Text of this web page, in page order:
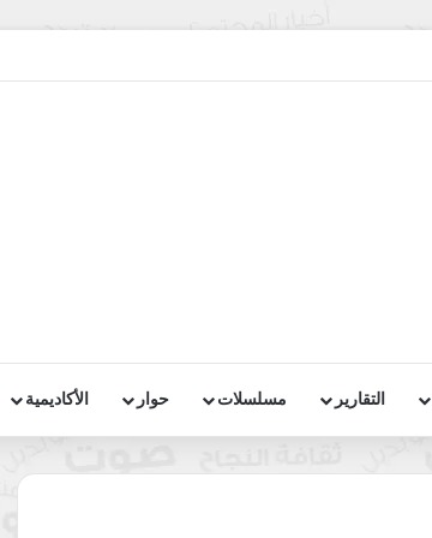
التقارير مسلسلات حوار الأكاديمية